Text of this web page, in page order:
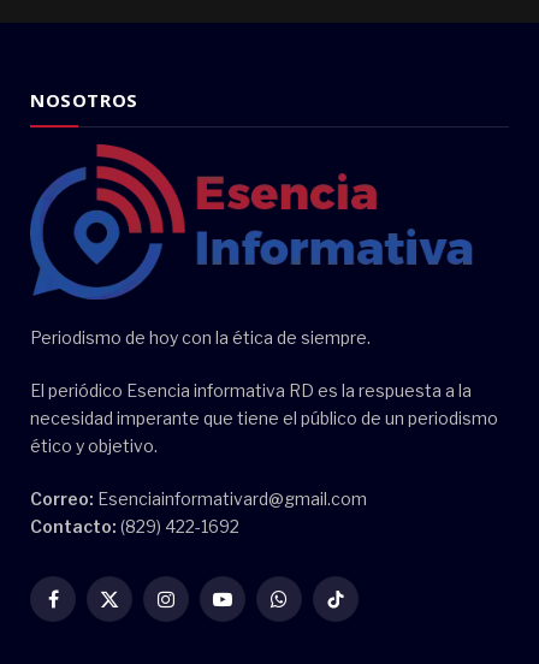
NOSOTROS
Periodismo de hoy con la ética de siempre.
El periódico Esencia informativa RD es la respuesta a la
necesidad imperante que tiene el público de un periodismo
ético y objetivo.
Correo: Esenciainformativard@gmail.com
Contacto: (829) 422-1692
Facebook
X
InstagramYouTubeWhatsAppTikTok